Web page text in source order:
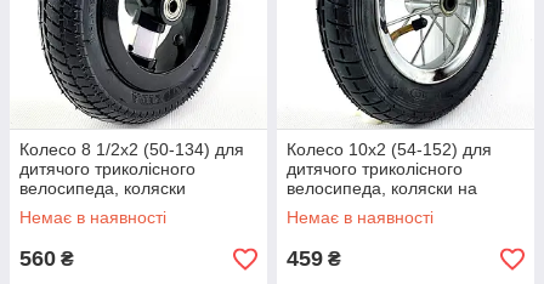
Колесо 8 1/2х2 (50-134) для
дитячого триколісного
велосипеда, коляски
Немає в наявності
560 ₴
Колесо 10х2 (54-152) для
дитячого триколісного
велосипеда, коляски на
спицях
Немає в наявності
459 ₴